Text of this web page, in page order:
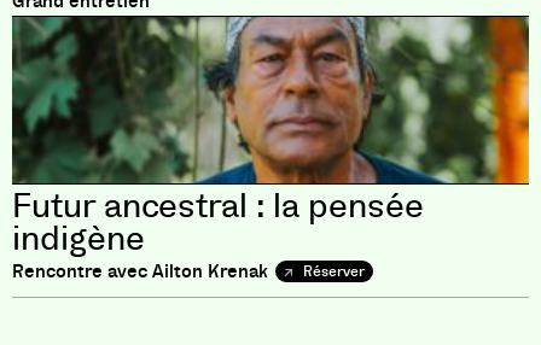
Futur ancestral : la pensée
indigène
Rencontre avec Ailton Krenak Réserver